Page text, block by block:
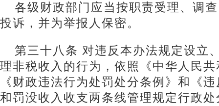
各级财政部门应当按职责受理、调
投诉，并为举报人保密。
第三十八条 对违反本办法规定设立
理非税收入的行为，依照《中华人民
《财政违法行为处罚处分条例》和《
和罚没收入收支两条线管理规定行政